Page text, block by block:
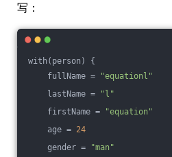
写：
with(person) {
fullName =
"equationl"
lastName =
"l"
firstName =
"equation"
age = 24
gender =
"man"